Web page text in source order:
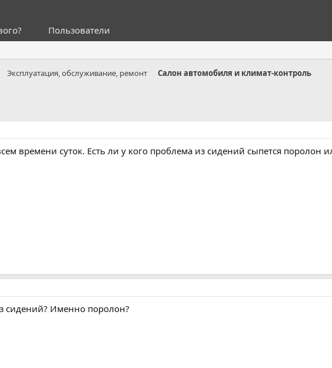
Пользователи
Эксплуатация, обслуживание, ремонт Салон автомобиля и климат-контроль
времени суток. Есть ли у кого проблема из сидений сыпется поролон
сидений? Именно поролон?